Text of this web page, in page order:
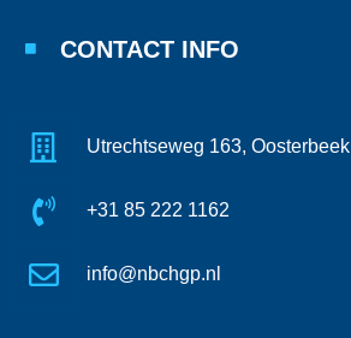
CONTACT INFO
Utrechtseweg 163, Oosterbeek
+31 85 222 1162
info@nbchgp.nl